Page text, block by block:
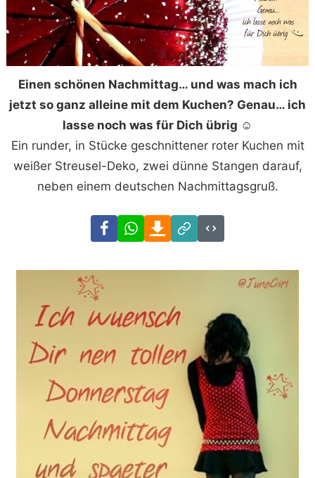
Einen schönen Nachmittag… und was mach ich
jetzt so ganz alleine mit dem Kuchen? Genau… ich
lasse noch was für Dich übrig ☺
Ein runder, in Stücke geschnittener roter Kuchen mit
weißer Streusel-Deko, zwei dünne Stangen darauf,
neben einem deutschen Nachmittagsgruß.
FacebookWhatsAppDownload
Link
Code